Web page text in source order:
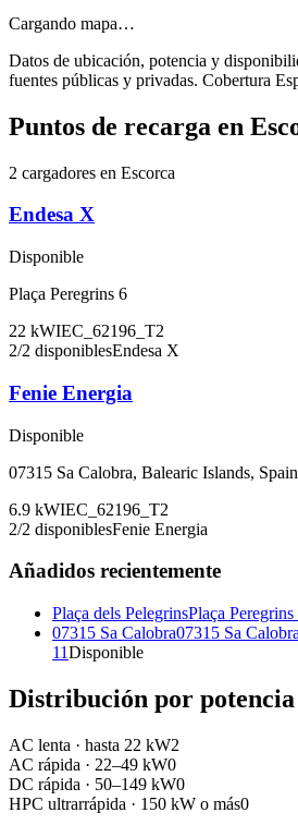
Cargando mapa…
Datos de ubicación, potencia y
fuentes públicas y privadas. Cobertura
Puntos de recarga en
2 cargadores en Escorca
Endesa X
Disponible
Plaça Peregrins 6
22 kWIEC_62196_T2
2/2 disponiblesEndesa X
Fenie Energia
Disponible
07315 Sa Calobra, Balearic Islands, Spain
6.9 kWIEC_62196_T2
2/2 disponiblesFenie Energia
Añadidos recientemente
Plaça dels PelegrinsPlaça Peregrins
07315 Sa Calobra07315 Sa
11Disponible
Distribución por potencia
AC lenta · hasta 22 kW2
AC rápida · 22–49 kW0
DC rápida · 50–149 kW0
HPC ultrarrápida · 150 kW o más0